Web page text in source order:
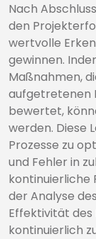
Nach
den
wertvolle
gewinnen.
Maßnahmen,
aufgetretenen
bewertet,
werden. Diese
Prozesse zu
und Fehler in
kontinuierliche
der Analyse
Effektivität
kontinuierlich